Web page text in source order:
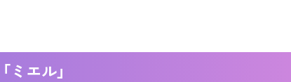
「ミエル」